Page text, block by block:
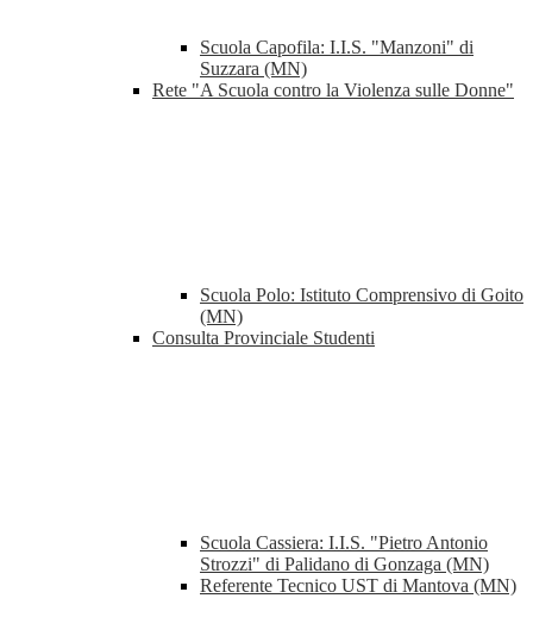
Scuola Capofila: I.I.S. "Manzoni" di
Suzzara (MN)
Rete "A Scuola contro la Violenza sulle Donne"
Scuola Polo: Istituto Comprensivo di Goito
(MN)
Consulta Provinciale Studenti
Scuola Cassiera: I.I.S. "Pietro Antonio
Strozzi" di Palidano di Gonzaga (MN)
Referente Tecnico UST di Mantova (MN)